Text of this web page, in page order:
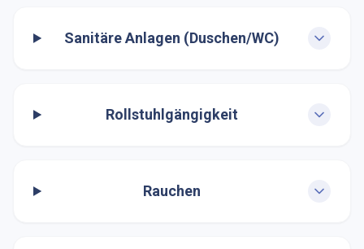
Sanitäre Anlagen (Duschen/WC)
Rollstuhlgängigkeit
Rauchen